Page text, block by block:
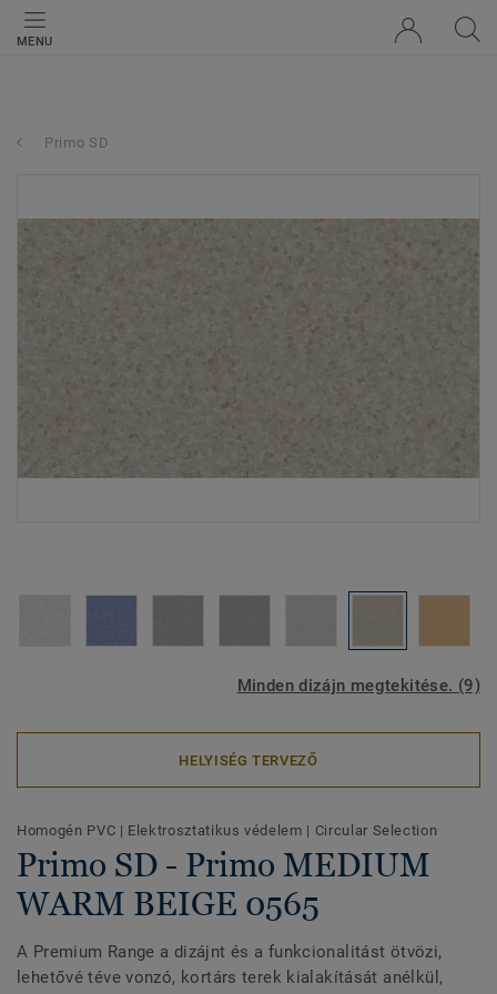
MENU
Primo SD
Minden dizájn megtekitése. (9)
HELYISÉG TERVEZŐ
Homogén PVC | Elektrosztatikus védelem | Circular Selection
Primo SD - Primo MEDIUM
WARM BEIGE 0565
A Premium Range a dizájnt és a funkcionalitást ötvözi,
lehetővé téve vonzó, kortárs terek kialakítását anélkül,